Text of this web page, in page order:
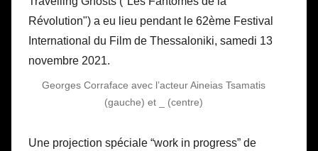
Georges Corraface avec l’acteur Aineias Tsamatis
(gauche) et _ (centre)
Une projection spéciale “work in progress” de